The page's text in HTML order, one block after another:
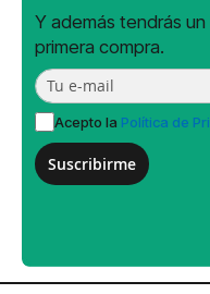
Y además tendrás
primera compra.
Acepto la Política de
Suscribirme